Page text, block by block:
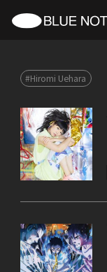
#Hiromi Uehara